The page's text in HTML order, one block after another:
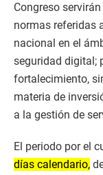
Congreso
normas referidas
nacional en el
seguridad digital;
fortalecimiento,
materia de
a la gestión de
El periodo por el
días calendario,